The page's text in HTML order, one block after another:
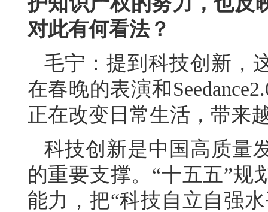
对此有何看法？
毛宁：提到科技创新，
在春晚的表演和
正在改变日常生活，带来
科技创新是中国高质量
的重要支撑。“十五五”规
能力，把“科技自立自强